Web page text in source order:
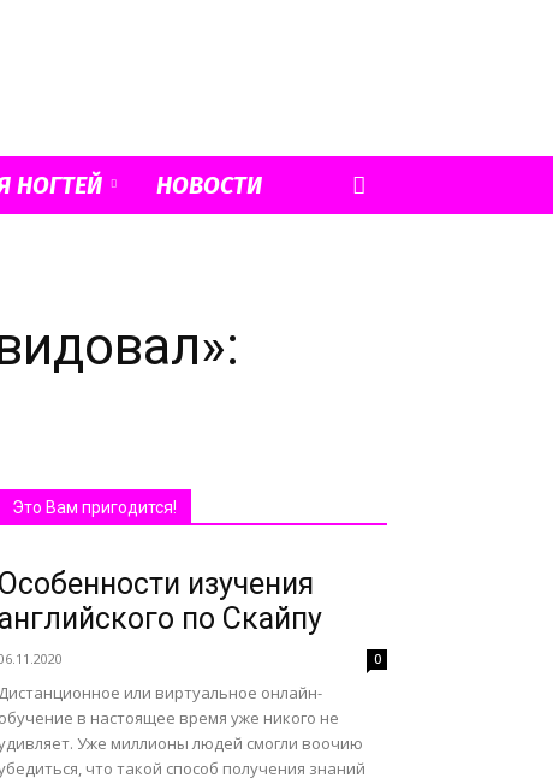
НОГТЕЙ НОВОСТИ
Это Вам пригодится!
Особенности изучения
английского по Скайпу
0
Дистанционное или виртуальное онлайн-
обучение в настоящее время уже никого не
Уже миллионы людей смогли воочию
что такой способ получения знаний